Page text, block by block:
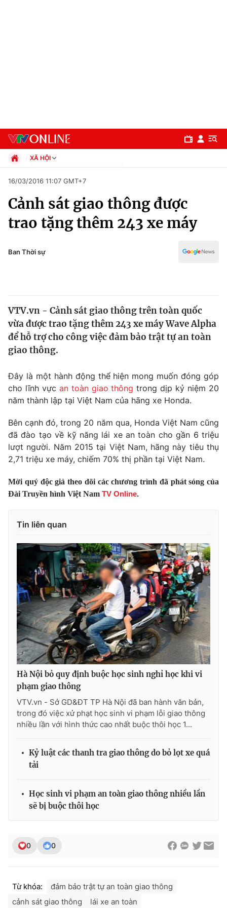
Chuyên mục
Chính trị
Y tế
Thế giới
Thế giới đó đây
Kinh tế
Tài chính
Thị trường
Góc doanh nghiệp
Dữ liệu và đời sống
Truyền hình
Phim VTV
Hậu trường
Nhân vật
Giải trí
Điện ảnh
Sao
Đời sống
Chất lượng cuộc sống
Giáo dục
Tuyển sinh
Học trực tuyến
Công nghệ
Hitech Công nghệ tương lai
Sản phẩm
Thị trường
Tư vấn
Giao lưu trực tuyến
Lịch phát sóng
Chuyên mục khác
Emagazine Podcast
Photo Infographic
Video Shorts video
VTV Money VTV Thể thao
VTV4 Vươn mình bằng AI
Liên hệ tòa soạn English
XÃ HỘI
Xã hội
Pháp luật
Thể thao
Văn hóa - Giải trí
Giáo dục
16/03/2016 11:07 GMT+7
Cảnh sát giao thông được
trao tặng thêm 243 xe máy
Ban Thời sự
VTV.vn - Cảnh sát giao thông trên toàn quốc
vừa được trao tặng thêm 243 xe máy Wave Alpha
để hỗ trợ cho công việc đảm bảo trật tự an toàn
giao thông.
Đây là một hành động thể hiện mong muốn đóng góp
cho lĩnh vực an toàn giao thông trong dịp kỷ niệm 20
năm thành lập tại Việt Nam của hãng xe Honda.
Bên cạnh đó, trong 20 năm qua, Honda Việt Nam cũng
đã đào tạo về kỹ năng lái xe an toàn cho gần 6 triệu
lượt người. Năm 2015 tại Việt Nam, hãng này tiêu thụ
2,71 triệu xe máy, chiếm 70% thị phần tại Việt Nam.
Mời quý độc giả theo dõi các chương trình đã phát sóng của
Đài Truyền hình Việt Nam TV Online.
Tin liên quan
Hà Nội bỏ quy định buộc học sinh nghỉ học khi vi
phạm giao thông
VTV.vn - Sở GD&ĐT TP Hà Nội đã ban hành văn bản,
trong đó việc xử phạt học sinh vi phạm lỗi giao thông
nhiều lần với hình thức cao nhất buộc thôi học 1...
Kỷ luật các thanh tra giao thông do bỏ lọt xe quá
tải
Học sinh vi phạm an toàn giao thông nhiều lần
sẽ bị buộc thôi học
0 0
Từ khóa:
đảm bảo trật tự an toàn giao thông
cảnh sát giao thông
lái xe an toàn